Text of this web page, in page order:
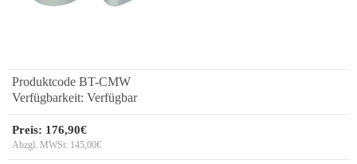
Produktcode BT-CMW
Verfügbarkeit: Verfügbar
Preis: 176,90€
Abzgl. MWSt: 145,00€